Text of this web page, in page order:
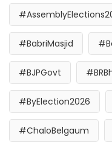
#BabriMasjid
#BJPGovt
#ByElection2026
#ChaloBelgaum